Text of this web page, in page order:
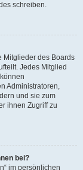
schreiben.
Mitglieder des Boards
Jedes Mitglied
Administratoren,
und sie zum
ihnen Zugriff zu
bei?
im persönlichen